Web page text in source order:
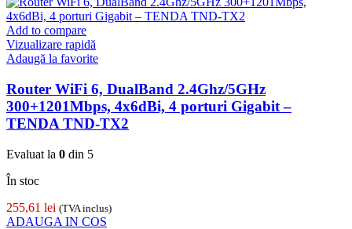
Add to compare
Vizualizare rapidă
Adaugă la favorite
Router WiFi 6, DualBand 2.4Ghz/5GHz
300+1201Mbps, 4x6dBi, 4 porturi Gigabit –
TENDA TND-TX2
Evaluat la 0 din 5
În stoc
255,61 lei (TVA inclus)
ADAUGA IN COS